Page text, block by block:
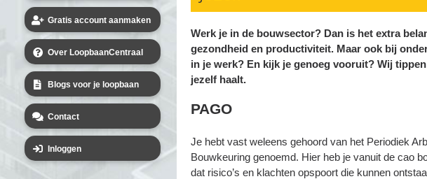
Gratis account aanmaken
Over LoopbaanCentraal
Blogs voor je loopbaan
Contact
Inloggen
Werk je in de bouwsector? Dan is het extra
gezondheid en productiviteit. Maar ook bij
in je werk? En kijk je genoeg vooruit? Wij
jezelf haalt.
PAGO
Je hebt vast weleens gehoord van het Periodiek
Bouwkeuring genoemd. Hier heb je vanuit de cao
dat risico’s en klachten opspoort die kunnen